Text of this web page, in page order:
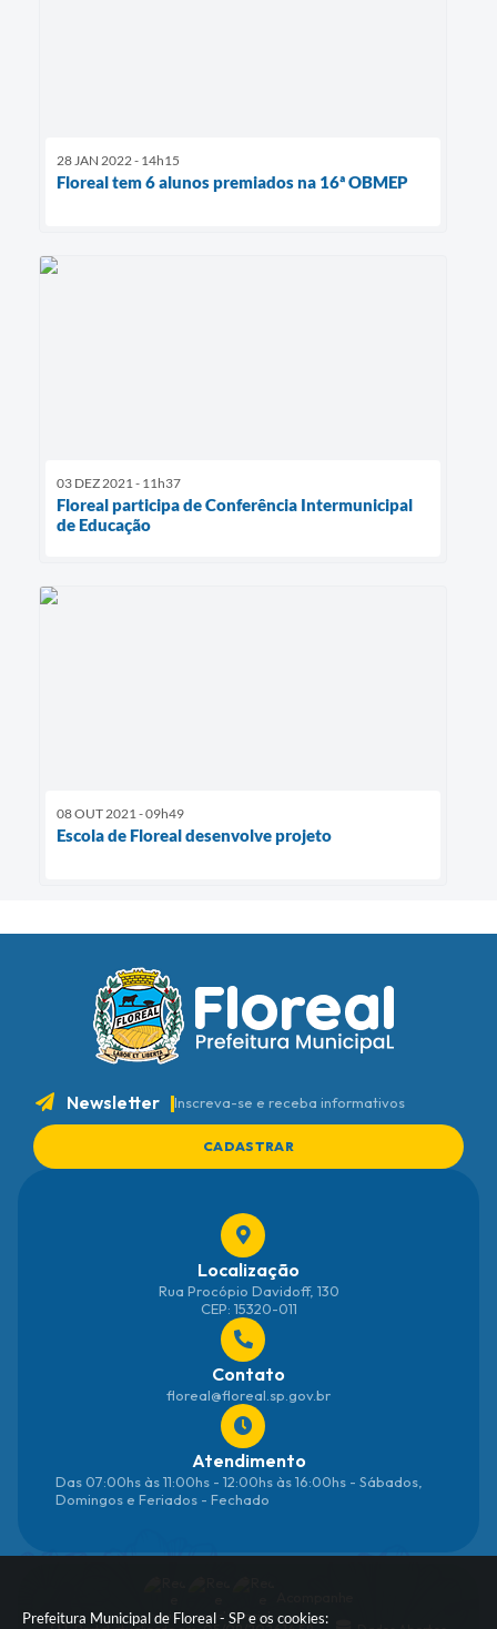
Prefeitura Municipal de Floreal - SP e os cookies:
28 JAN 2022 - 14h15
Floreal tem 6 alunos premiados na 16ª OBMEP
03 DEZ 2021 - 11h37
Floreal participa de Conferência Intermunicipal
de Educação
08 OUT 2021 - 09h49
Escola de Floreal desenvolve projeto
Newsletter Inscreva-se e receba informativos
CADASTRAR
Localização
Rua Procópio Davidoff, 130
CEP: 15320-011
Contato
floreal@floreal.sp.gov.br
Atendimento
Das 07:00hs às 11:00hs - 12:00hs às 16:00hs - Sábados,
Domingos e Feriados - Fechado